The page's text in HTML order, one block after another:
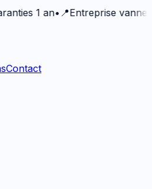
1 an•📍Entreprise vannetaise
Contact